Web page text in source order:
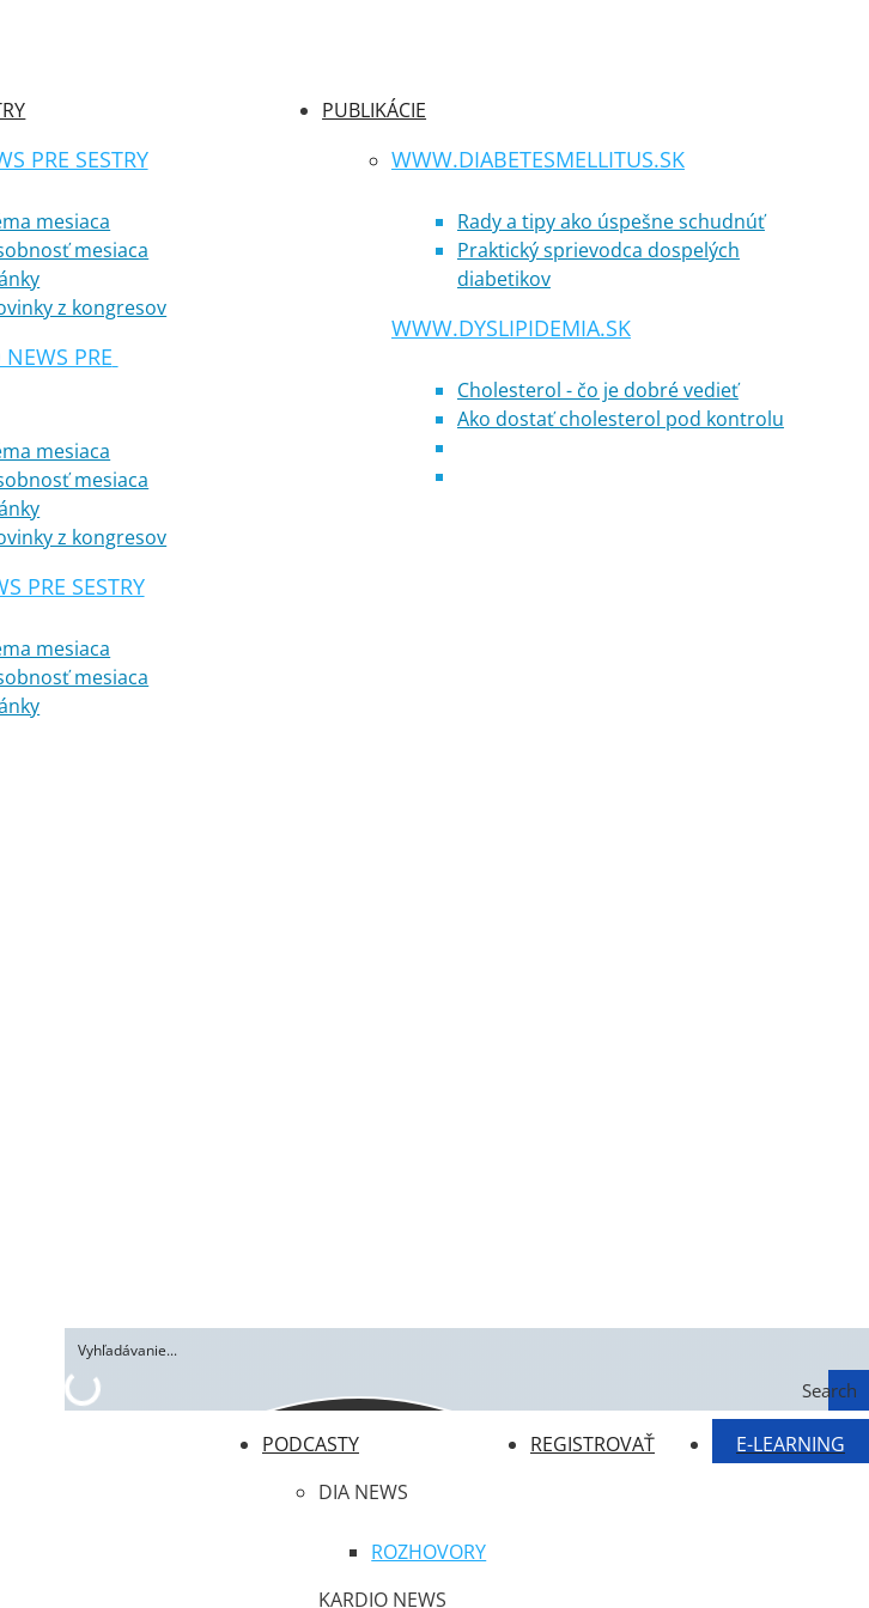
PRE SESTRY
mesiaca
mesiaca
z kongresov
PRE
mesiaca
mesiaca
z kongresov
PRE SESTRY
mesiaca
mesiaca
PUBLIKÁCIE
WWW.DIABETESMELLITUS.SK
Rady a tipy ako úspešne schudnúť
Praktický sprievodca dospelých
diabetikov
WWW.DYSLIPIDEMIA.SK
Cholesterol - čo je dobré vedieť
Ako dostať cholesterol pod kontrolu
Search
PODCASTY
DIA NEWS
ROZHOVORY
KARDIO NEWS
REGISTROVAŤ E-LEARNING